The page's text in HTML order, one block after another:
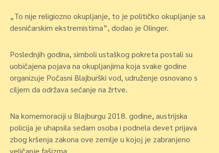
„To nije religiozno okupljanje, to je političko okupljanje sa
desničarskim ekstremistima”, dodao je Olinger.
Poslednjih godina, simboli ustaškog pokreta postali su
uobičajena pojava na okupljanjima koja svake godine
organizuje Počasni Blajburški vod, udruženje osnovano s
ciljem da održava sećanje na žrtve.
Na komemoraciji u Blajburgu 2018. godine, austrijska
policija je uhapsila sedam osoba i podnela devet prijava
zbog kršenja zakona ove zemlje u kojoj je zabranjeno